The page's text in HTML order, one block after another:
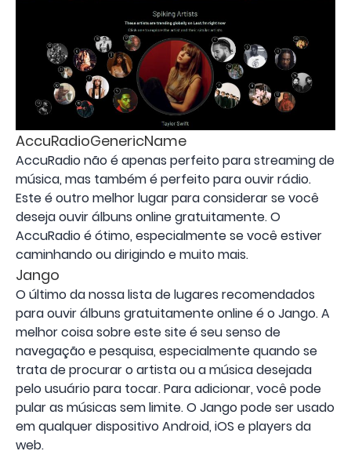
AccuRadioGenericName
AccuRadio não é apenas perfeito para streaming de
música, mas também é perfeito para ouvir rádio.
Este é outro melhor lugar para considerar se você
deseja ouvir álbuns online gratuitamente. O
AccuRadio é ótimo, especialmente se você estiver
caminhando ou dirigindo e muito mais.
Jango
O último da nossa lista de lugares recomendados
para ouvir álbuns gratuitamente online é o Jango. A
melhor coisa sobre este site é seu senso de
navegação e pesquisa, especialmente quando se
trata de procurar o artista ou a música desejada
pelo usuário para tocar. Para adicionar, você pode
pular as músicas sem limite. O Jango pode ser usado
em qualquer dispositivo Android, iOS e players da
web.